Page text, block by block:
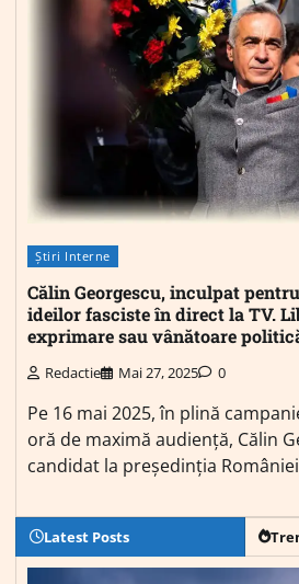
Știri Interne
Călin Georgescu, inculpat
ideilor fasciste în direct la TV.
exprimare sau vânătoare
Redactie Mai 27, 2025 0
Pe 16 mai 2025, în plină
oră de maximă audiență, Călin
candidat la președinția
Latest Posts